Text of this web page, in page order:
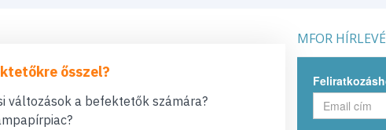
ősszel?
változások a befektetők számára?
MFOR